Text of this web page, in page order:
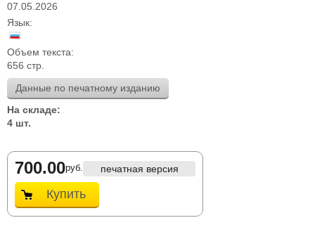
07.05.2026
Язык:
Объем текста:
656 стр.
Данные по печатному изданию
На складе:
4 шт.
700.00руб. печатная версия
Купить